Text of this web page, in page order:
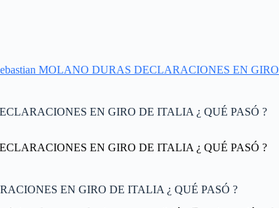
MOLANO DURAS DECLARACIONES EN GIRO
EN GIRO DE ITALIA ¿ QUÉ PASÓ ?
EN GIRO DE ITALIA ¿ QUÉ PASÓ ?
EN GIRO DE ITALIA ¿ QUÉ PASÓ ?